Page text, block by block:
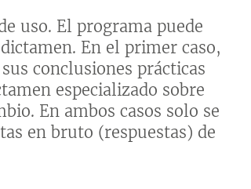
uso. El programa puede
En el primer caso,
conclusiones prácticas
especializado sobre
En ambos casos solo se
en bruto (respuestas) de